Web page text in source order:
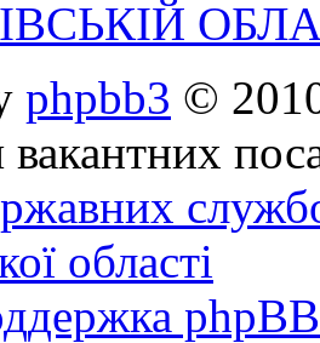
phpbb3 ©
області
phpBB